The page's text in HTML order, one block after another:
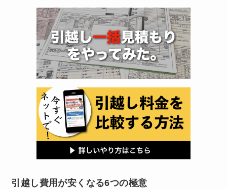
引越し費用が安くなる6つの極意